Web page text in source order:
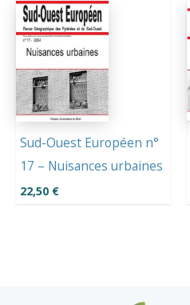
Sud-Ouest Européen n°
17 – Nuisances urbaines
22,50 €